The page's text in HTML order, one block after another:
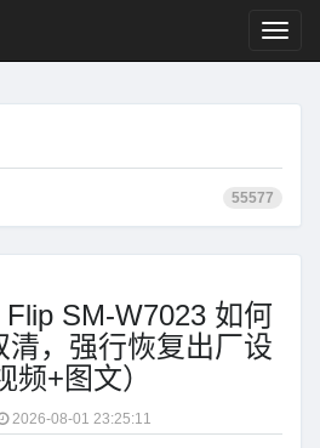
55577
SM-W7023 如何
清，强行恢复出厂设
频+图文）
2026-08-01 23:25:11